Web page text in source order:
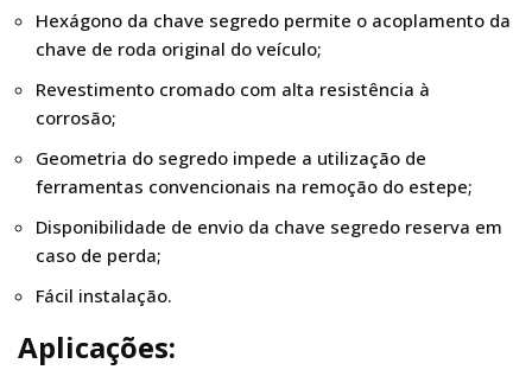
Hexágono da chave segredo permite o acoplamento da
chave de roda original do veículo;
Revestimento cromado com alta resistência à
corrosão;
Geometria do segredo impede a utilização de
ferramentas convencionais na remoção do estepe;
Disponibilidade de envio da chave segredo reserva em
caso de perda;
Fácil instalação.
Aplicações: